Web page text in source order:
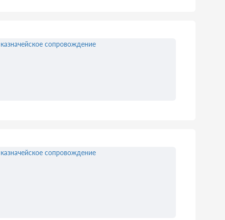
казначейское сопровождение
казначейское сопровождение